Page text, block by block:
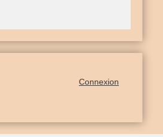
Connexion